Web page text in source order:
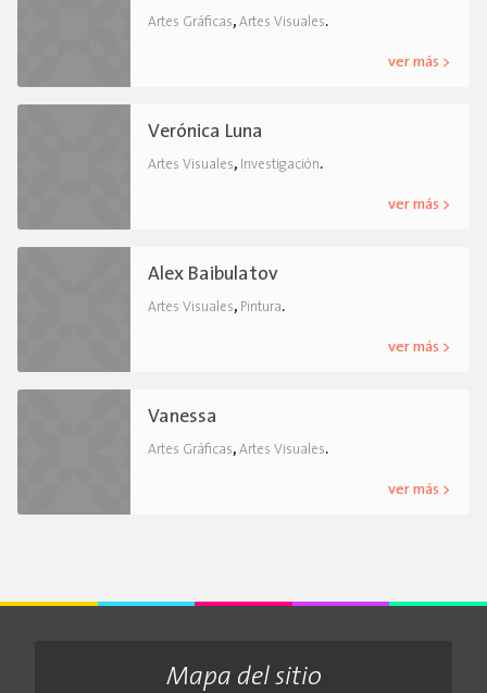
Artes Gráficas, Artes Visuales.
ver más >
Verónica Luna
Artes Visuales, Investigación.
ver más >
Alex Baibulatov
Artes Visuales, Pintura.
ver más >
Vanessa
Artes Gráficas, Artes Visuales.
ver más >
Mapa del sitio